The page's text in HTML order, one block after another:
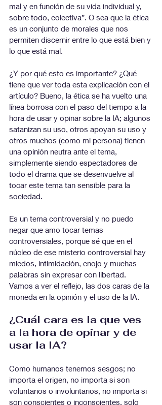
mal y en función de su vida individual y,
sobre todo, colectiva”. O sea que la ética
es un conjunto de morales que nos
permiten discernir entre lo que está bien y
lo que está mal.
¿Y por qué esto es importante? ¿Qué
tiene que ver toda esta explicación con el
artículo? Bueno, la ética se ha vuelto una
línea borrosa con el paso del tiempo a la
hora de usar y opinar sobre la IA; algunos
satanizan su uso, otros apoyan su uso y
otros muchos (como mi persona) tienen
una opinión neutra ante el tema,
simplemente siendo espectadores de
todo el drama que se desenvuelve al
tocar este tema tan sensible para la
sociedad.
Es un tema controversial y no puedo
negar que amo tocar temas
controversiales, porque sé que en el
núcleo de ese misterio controversial hay
miedos, intimidación, enojo y muchas
palabras sin expresar con libertad.
Vamos a ver el reflejo, las dos caras de la
moneda en la opinión y el uso de la IA.
¿Cuál cara es la que ves
a la hora de opinar y de
usar la IA?
Como humanos tenemos sesgos; no
importa el origen, no importa si son
voluntarios o involuntarios, no importa si
son conscientes o inconscientes, solo